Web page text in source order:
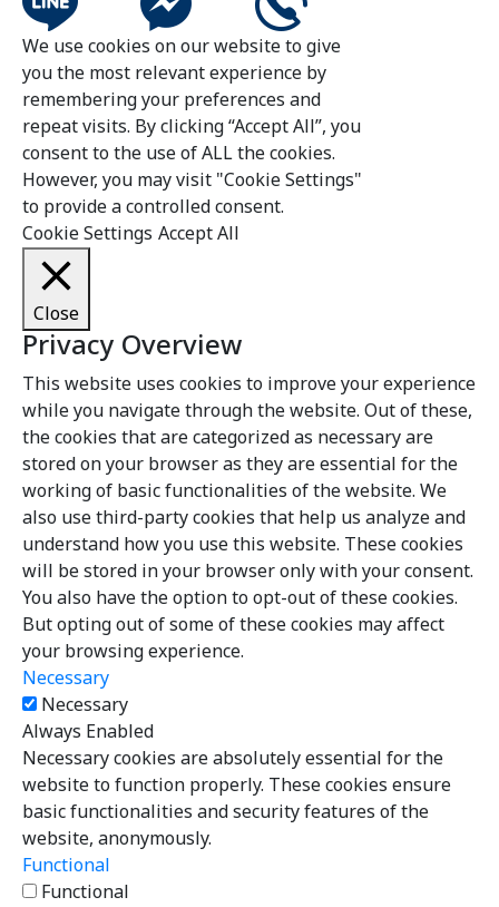
We use cookies on our website to give
you the most relevant experience by
remembering your preferences and
repeat visits. By clicking “Accept All”, you
consent to the use of ALL the cookies.
However, you may visit "Cookie Settings"
to provide a controlled consent.
Cookie Settings Accept All
Close
Privacy Overview
This website uses cookies to improve your experience
while you navigate through the website. Out of these,
the cookies that are categorized as necessary are
stored on your browser as they are essential for the
working of basic functionalities of the website. We
also use third-party cookies that help us analyze and
understand how you use this website. These cookies
will be stored in your browser only with your consent.
You also have the option to opt-out of these cookies.
But opting out of some of these cookies may affect
your browsing experience.
Necessary
Necessary
Always Enabled
Necessary cookies are absolutely essential for the
website to function properly. These cookies ensure
basic functionalities and security features of the
website, anonymously.
Functional
Functional